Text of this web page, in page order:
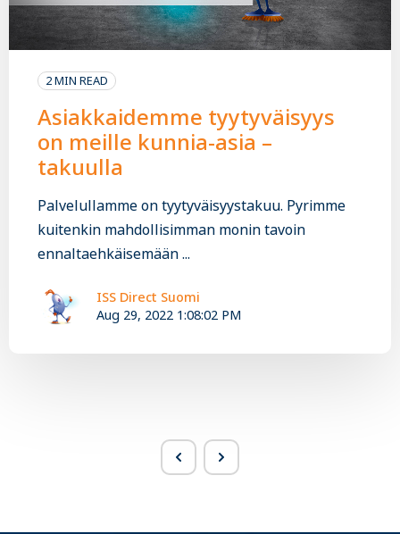
2 MIN READ
Asiakkaidemme tyytyväisyys
on meille kunnia-asia –
takuulla
Palvelullamme on tyytyväisyystakuu. Pyrimme
kuitenkin mahdollisimman monin tavoin
ennaltaehkäisemään ...
ISS Direct Suomi
Aug 29, 2022 1:08:02 PM